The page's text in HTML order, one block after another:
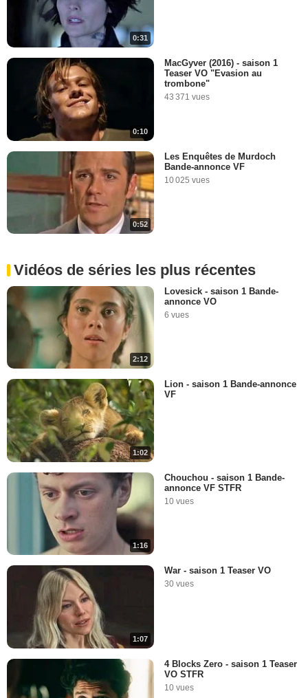
0:31
0:10
MacGyver (2016) - saison 1
Teaser VO "Evasion au
trombone"
43 371 vues
0:52
Les Enquêtes de Murdoch
Bande-annonce VF
10 025 vues
Vidéos de séries les plus récentes
2:12
Lovesick - saison 1 Bande-
annonce VO
6 vues
1:02
Lion - saison 1 Bande-annonce
VF
1:16
Chouchou - saison 1 Bande-
annonce VF STFR
10 vues
1:07
War - saison 1 Teaser VO
30 vues
4 Blocks Zero - saison 1 Teaser
VO STFR
10 vues